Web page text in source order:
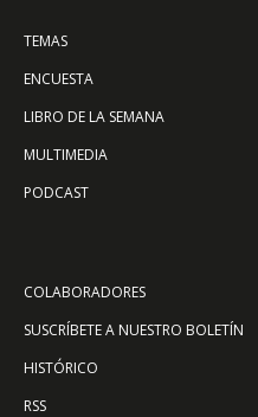
TEMAS
ENCUESTA
LIBRO DE LA SEMANA
MULTIMEDIA
PODCAST
COLABORADORES
SUSCRÍBETE A NUESTRO BOLETÍN
HISTÓRICO
RSS